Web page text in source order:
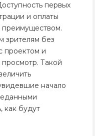
первых
и оплаты
преимуществом.
зрителям без
проектом и
Такой
начало
как будут